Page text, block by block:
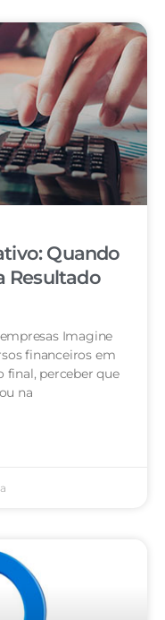
Quando
Resultado
Imagine
financeiros em
final, perceber que
na